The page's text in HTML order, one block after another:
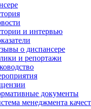
и интервью
о диспансере
и репортажи
документы
менеджмента